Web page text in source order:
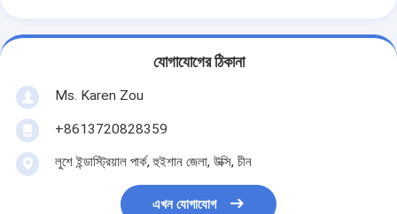
যোগাযোগের ঠিকানা
Ms. Karen Zou
+8613720828359
লুশে ইন্ডাস্ট্রিয়াল পার্ক, হুইশান জেলা, উক্সি, চীন
এখন যোগাযোগ